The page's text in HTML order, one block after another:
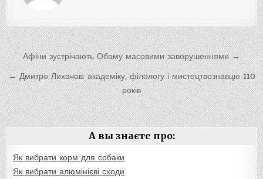
Навигация
по
записям
Афіни зустрічають Обаму масовими заворушеннями →
← Дмитро Лихачов: академіку, філологу і мистецтвознавцю 110
років
А вы знаєте про:
Як вибрати корм для собаки
Як вибрати алюмінієві сходи